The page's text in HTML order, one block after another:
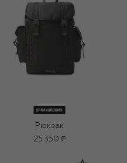
Рюкзак
25 350 ₽